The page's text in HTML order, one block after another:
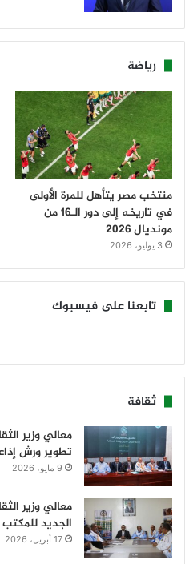
رياضة
منتخب مصر يتأهل للمرة الأولى
في تاريخه إلى دور الـ16 من
مونديال 2026
3 يوليو، 2026
تابعنا على فيسبوك
ثقافة
معالي وزير
تطوير ورش
9 مايو، 2026
معالي وزير
الجديد للمكتب
17 أبريل، 2026